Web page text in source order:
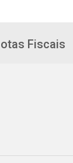
Fiscais